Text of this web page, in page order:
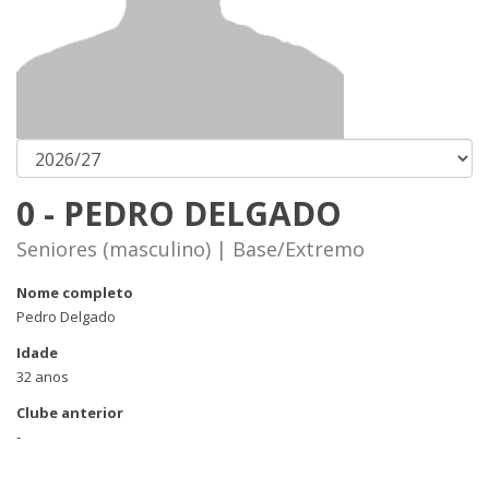
0 - PEDRO DELGADO
Seniores (masculino) | Base/Extremo
Nome completo
Pedro Delgado
Idade
32 anos
Clube anterior
-